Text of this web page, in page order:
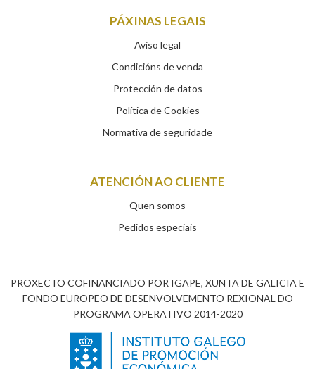
PÁXINAS LEGAIS
Aviso legal
Condicións de venda
Protección de datos
Política de Cookies
Normativa de seguridade
ATENCIÓN AO CLIENTE
Quen somos
Pedidos especiais
PROXECTO COFINANCIADO POR IGAPE, XUNTA DE GALICIA E
FONDO EUROPEO DE DESENVOLVEMENTO REXIONAL DO
PROGRAMA OPERATIVO 2014-2020